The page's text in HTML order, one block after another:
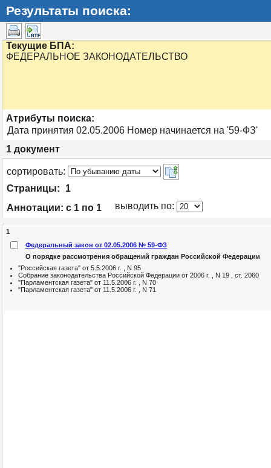
Результаты поиска:
Текущие БПА:
ФЕДЕРАЛЬНОЕ ЗАКОНОДАТЕЛЬСТВО
Атрибуты поиска:
Дата принятия 02.05.2006 Номер начинается на '59-ФЗ'
1 документ
cортировать:
Страницы:
1
Аннотации: с 1 по 1 выводить по: